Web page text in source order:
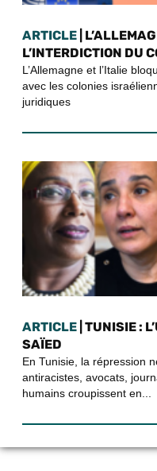
ARTICLE |
L’INTERDICTION DU
L’Allemagne et l’Italie
avec les colonies
juridiques
ARTICLE | TUNISIE :
SAÏED
En Tunisie, la répression
antiracistes, avocats,
humains croupissent en...